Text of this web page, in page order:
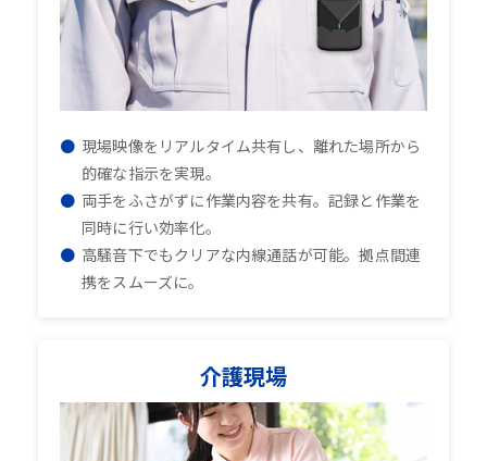
現場映像をリアルタイム共有し、離れた場所から
的確な指示を実現。
両手をふさがずに作業内容を共有。記録と作業を
同時に行い効率化。
高騒音下でもクリアな内線通話が可能。拠点間連
携をスムーズに。
介護現場